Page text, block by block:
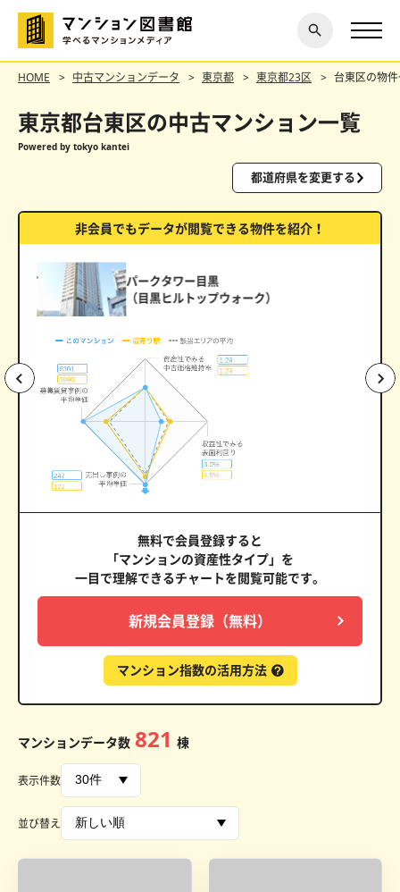
探す
閉じ
る
HOME 中古マンションデータ 東京都 東京都23区 台東区の物
東京都台東区の中古マンション一覧
Powered by tokyo kantei
都道府県を変更する
非会員でもデータが閲覧できる物件を紹介！
パークタワー目黒
（目黒ヒルトップウォーク）
無料で会員登録すると
「マンションの資産性タイプ」を
一目で理解できるチャートを閲覧可能です。
新規会員登録（無料）
マンション指数の活用方法
マンションデータ数 821 棟
表示件数
並び替え